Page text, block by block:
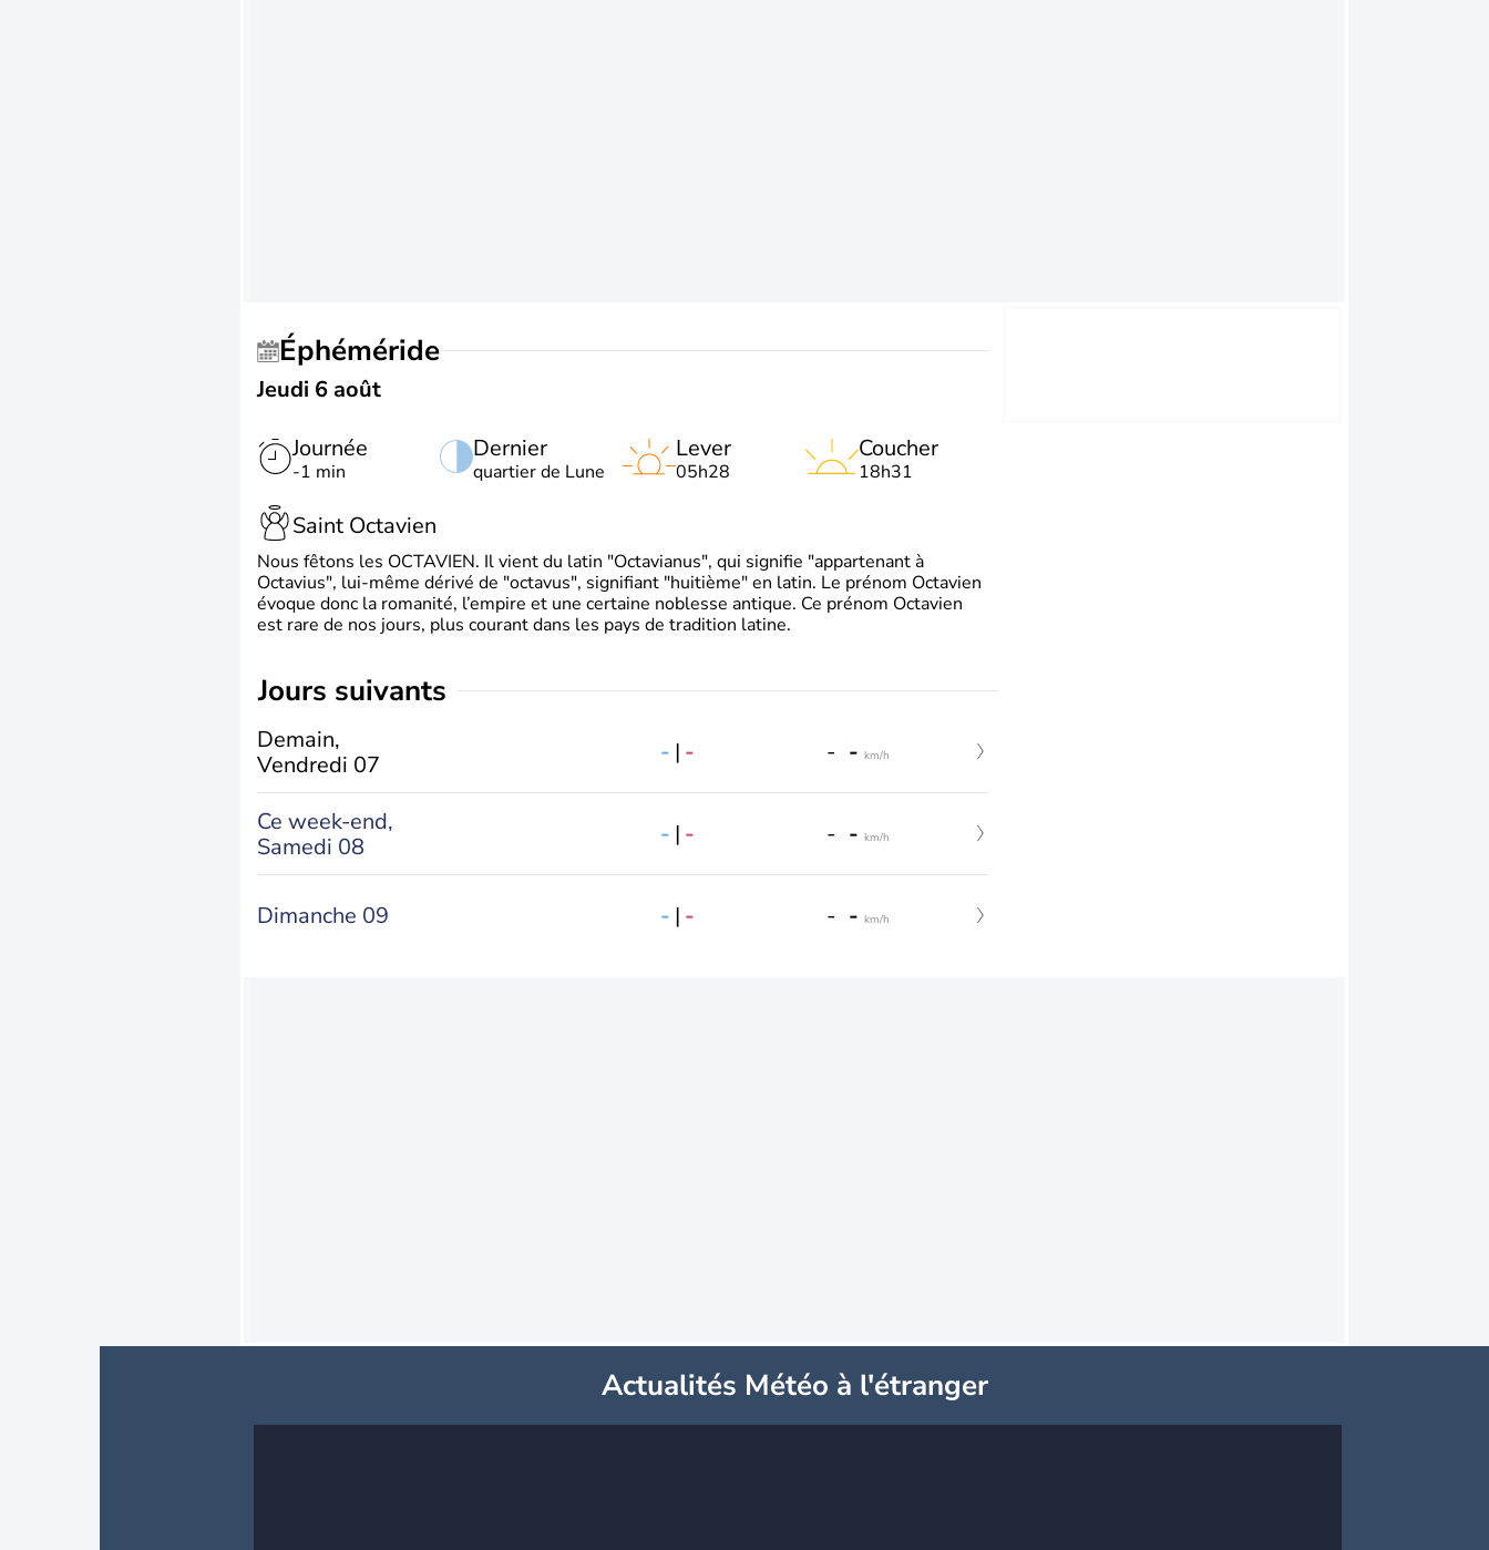
Éphéméride
Jeudi 6 août
Journée
-1 min
Dernier
quartier de Lune
Lever
05h28
Coucher
18h31
Saint Octavien
Nous fêtons les OCTAVIEN. Il vient du latin "Octavianus", qui signifie "appartenant à
Octavius", lui-même dérivé de "octavus", signifiant "huitième" en latin. Le prénom Octavien
évoque donc la romanité, l’empire et une certaine noblesse antique. Ce prénom Octavien
est rare de nos jours, plus courant dans les pays de tradition latine.
jours suivants
Demain,
Vendredi 07
- | - - - km/h
Ce week-end,
Samedi 08
- | - - - km/h
Dimanche 09 - | - - - km/h
Actualités Météo à l'étranger